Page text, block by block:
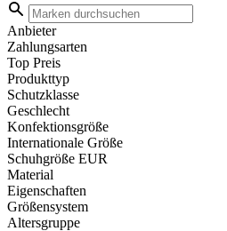
Anbieter
Zahlungsarten
Top Preis
Produkttyp
Schutzklasse
Geschlecht
Konfektionsgröße
Internationale Größe
Schuhgröße EUR
Material
Eigenschaften
Größensystem
Altersgruppe